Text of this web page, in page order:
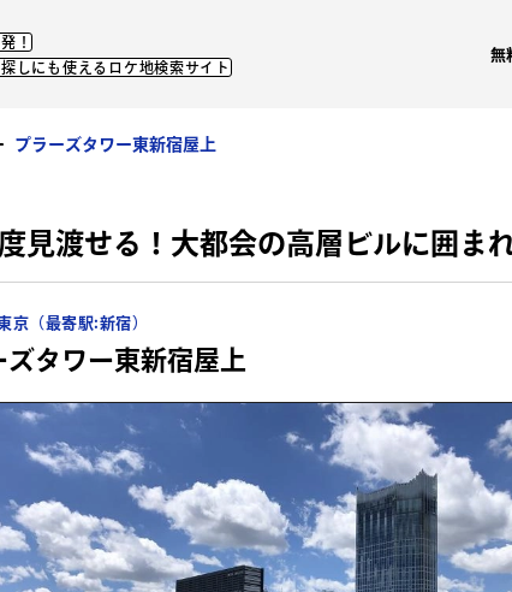
！
しにも使えるロケ地検索サイト
無
プラーズタワー東新宿屋上
見渡せる！大都会の高層ビルに囲ま
京（最寄駅:新宿）
ズタワー東新宿屋上